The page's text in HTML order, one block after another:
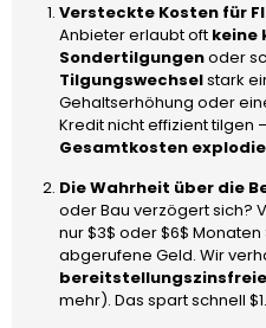
Versteckte Kosten für
Anbieter erlaubt oft keine
Sondertilgungenoder
Tilgungswechselstark
Gehaltserhöhung oder
Kredit nicht effizient tilgen
Gesamtkosten
Die Wahrheit über die
oder Bau verzögert sich?
nur$3$ oder$6$ Monaten
abgerufene Geld. Wir
mehr). Das spart schnell